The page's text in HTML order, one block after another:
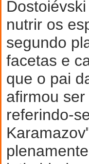
nutrir os
segundo
facetas e
que o pai
afirmou ser
referindo-